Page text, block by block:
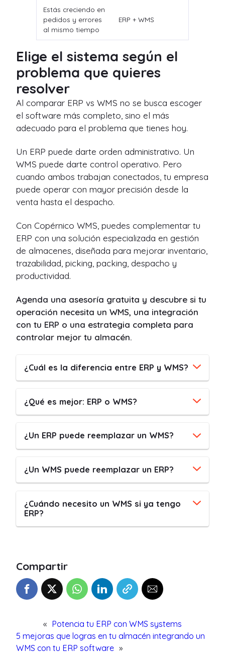
Estás creciendo en
pedidos y errores
al mismo tiempo
ERP + WMS
Elige el sistema según el
problema que quieres
resolver
Al comparar ERP vs WMS no se busca escoger
el software más completo, sino el más
adecuado para el problema que tienes hoy.
Un ERP puede darte orden administrativo. Un
WMS puede darte control operativo. Pero
cuando ambos trabajan conectados, tu empresa
puede operar con mayor precisión desde la
venta hasta el despacho.
Con Copérnico WMS, puedes complementar tu
ERP con una solución especializada en gestión
de almacenes, diseñada para mejorar inventario,
trazabilidad, picking, packing, despacho y
productividad.
Agenda una asesoría gratuita y descubre si tu
operación necesita un WMS, una integración
con tu ERP o una estrategia completa para
controlar mejor tu almacén.
¿Cuál es la diferencia entre ERP y WMS?
¿Qué es mejor: ERP o WMS?
¿Un ERP puede reemplazar un WMS?
¿Un WMS puede reemplazar un ERP?
¿Cuándo necesito un WMS si ya tengo
ERP?
Compartir
« Potencia tu ERP con WMS systems
5 mejoras que logras en tu almacén integrando un
WMS con tu ERP software »